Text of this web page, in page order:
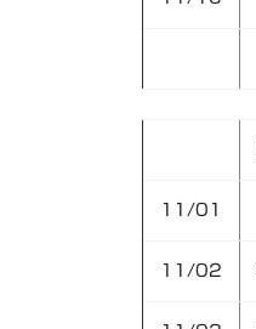
11/01
11/02